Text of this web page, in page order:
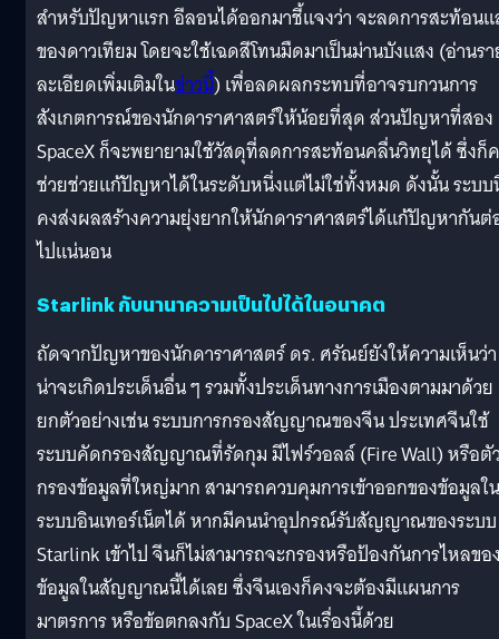
สำหรับปัญหาแรก อีลอนได้ออกมาชี้แจงว่า จะลดการสะท้อน
ของดาวเทียม โดยจะใช้เฉดสีโทนมืดมาเป็นม่านบังแสง (อ่านร
ละเอียดเพิ่มเติมในข่าวนี้) เพื่อลดผลกระทบที่อาจรบกวนการ
สังเกตการณ์ของนักดาราศาสตร์ให้น้อยที่สุด ส่วนปัญหาที่สอง
SpaceX ก็จะพยายามใช้วัสดุที่ลดการสะท้อนคลื่นวิทยุได้ ซึ่งก็
ช่วยช่วยแก้ปัญหาได้ในระดับหนึ่งแต่ไม่ใช่ทั้งหมด ดังนั้น ระบ
คงส่งผลสร้างความยุ่งยากให้นักดาราศาสตร์ได้แก้ปัญหากันต่
ไปแน่นอน
Starlink กับนานาความเป็นไปได้ในอนาคต
ถัดจากปัญหาของนักดาราศาสตร์ ดร. ศรัณย์ยังให้ความเห็นว่า
น่าจะเกิดประเด็นอื่น ๆ รวมทั้งประเด็นทางการเมืองตามมาด้วย
ยกตัวอย่างเช่น ระบบการกรองสัญญาณของจีน ประเทศจีนใช้
ระบบคัดกรองสัญญาณที่รัดกุม มีไฟร์วอลล์ (Fire Wall) หรือตั
กรองข้อมูลที่ใหญ่มาก สามารถควบคุมการเข้าออกของข้อมูลใน
ระบบอินเทอร์เน็ตได้ หากมีคนนำอุปกรณ์รับสัญญาณของระบบ
Starlink เข้าไป จีนก็ไม่สามารถจะกรองหรือป้องกันการไหลขอ
ข้อมูลในสัญญาณนี้ได้เลย ซึ่งจีนเองก็คงจะต้องมีแผนการ
มาตรการ หรือข้อตกลงกับ SpaceX ในเรื่องนี้ด้วย